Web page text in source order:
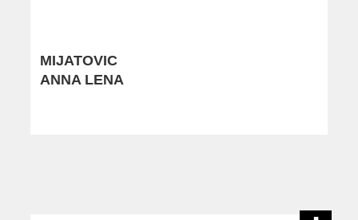
MIJATOVIC
ANNA LENA